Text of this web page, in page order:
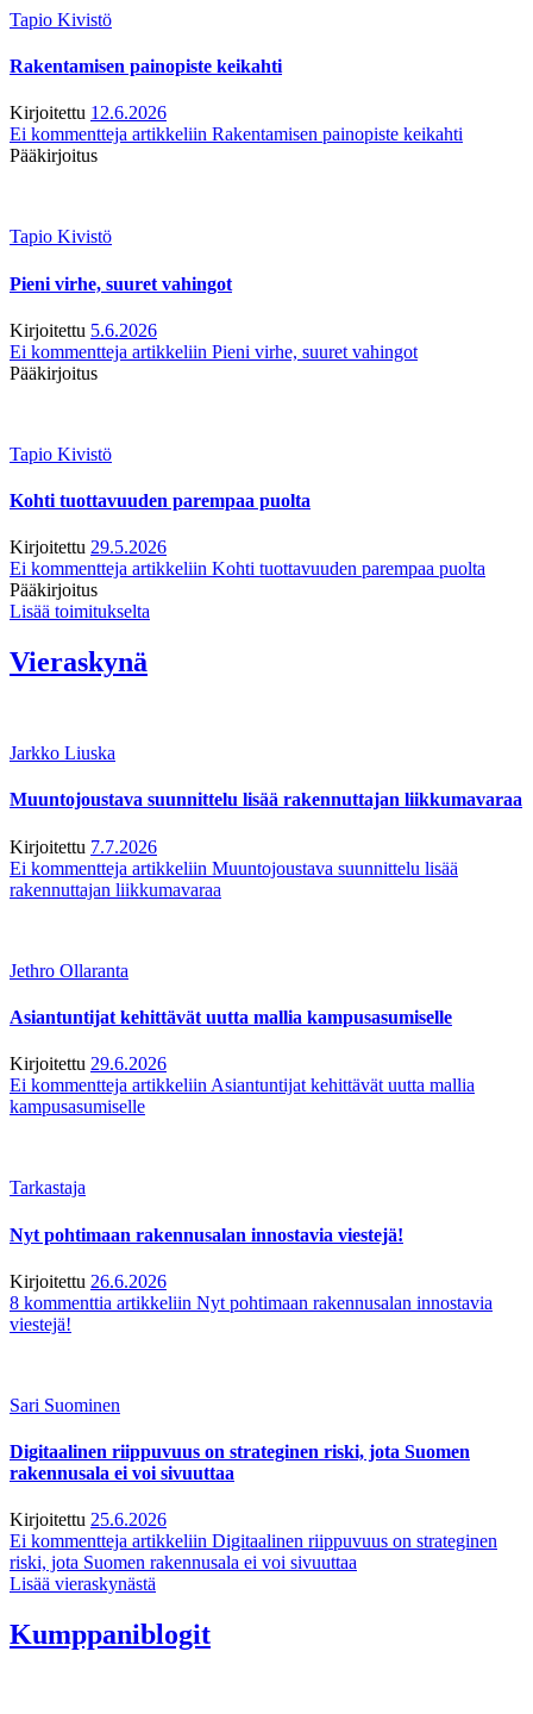
Tapio Kivistö
Rakentamisen painopiste keikahti
Kirjoitettu 12.6.2026
Ei kommentteja artikkeliin Rakentamisen painopiste keikahti
Pääkirjoitus
Tapio Kivistö
Pieni virhe, suuret vahingot
Kirjoitettu 5.6.2026
Ei kommentteja artikkeliin Pieni virhe, suuret vahingot
Pääkirjoitus
Tapio Kivistö
Kohti tuottavuuden parempaa puolta
Kirjoitettu 29.5.2026
Ei kommentteja artikkeliin Kohti tuottavuuden parempaa puolta
Pääkirjoitus
Lisää toimitukselta
Vieraskynä
Jarkko Liuska
Muuntojoustava suunnittelu lisää rakennuttajan liikkumavaraa
Kirjoitettu 7.7.2026
Ei kommentteja artikkeliin Muuntojoustava suunnittelu lisää
rakennuttajan liikkumavaraa
Jethro Ollaranta
Asiantuntijat kehittävät uutta mallia kampusasumiselle
Kirjoitettu 29.6.2026
Ei kommentteja artikkeliin Asiantuntijat kehittävät uutta mallia
kampusasumiselle
Tarkastaja
Nyt pohtimaan rakennusalan innostavia viestejä!
Kirjoitettu 26.6.2026
8 kommenttia artikkeliin Nyt pohtimaan rakennusalan innostavia
viestejä!
Sari Suominen
Digitaalinen riippuvuus on strateginen riski, jota Suomen
rakennusala ei voi sivuuttaa
Kirjoitettu 25.6.2026
Ei kommentteja artikkeliin Digitaalinen riippuvuus on strateginen
riski, jota Suomen rakennusala ei voi sivuuttaa
Lisää vieraskynästä
Kumppaniblogit